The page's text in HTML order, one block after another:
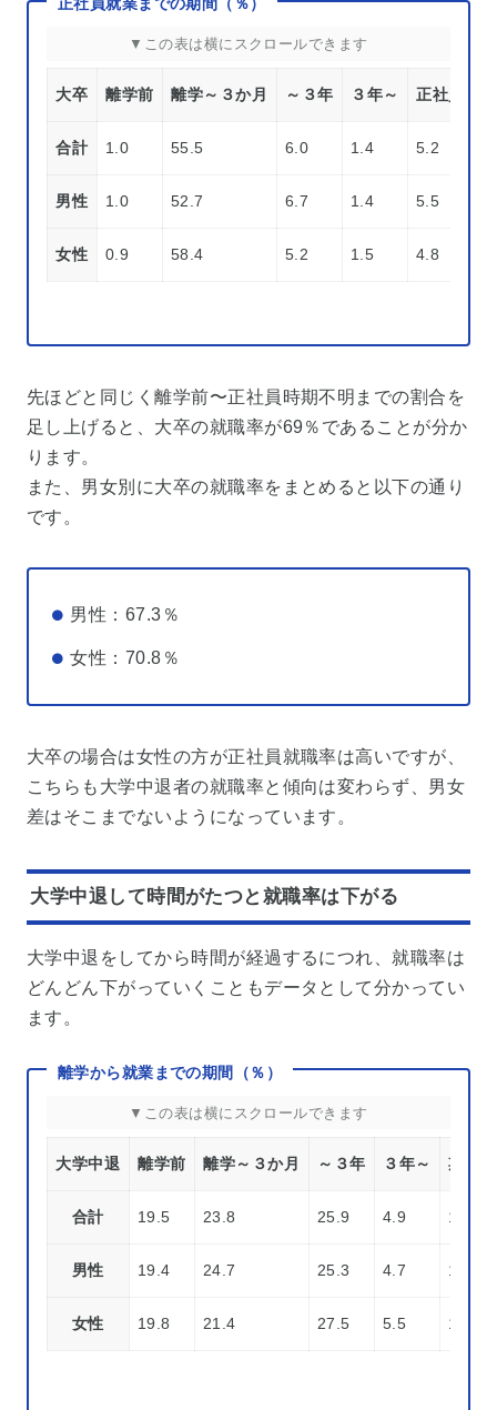
正社員就業までの期間（％）
大卒 離学前 離学～３か月 ～３年 ３年～ 正社員時
合計 1.0 55.5 6.0 1.4 5.2
男性 1.0 52.7 6.7 1.4 5.5
女性 0.9 58.4 5.2 1.5 4.8
先ほどと同じく離学前〜正社員時期不明までの割合を
足し上げると、大卒の就職率が69％であることが分か
ります。
また、男女別に大卒の就職率をまとめると以下の通り
です。
男性：67.3％
女性：70.8％
大卒の場合は女性の方が正社員就職率は高いですが、
こちらも大学中退者の就職率と傾向は変わらず、男女
差はそこまでないようになっています。
大学中退して時間がたつと就職率は下がる
大学中退をしてから時間が経過するにつれ、就職率は
どんどん下がっていくこともデータとして分かってい
ます。
離学から就業までの期間（％）
大学中退 離学前 離学～３か月 ～３年 ３年～ 期間
合計 19.5 23.8 25.9 4.9 12.0
男性 19.4 24.7 25.3 4.7 11.8
女性 19.8 21.4 27.5 5.5 12.6